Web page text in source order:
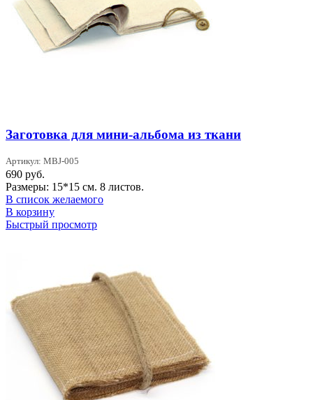
Заготовка для мини-альбома из ткани
Артикул: MBJ-005
690 руб.
Размеры: 15*15 см. 8 листов.
В список желаемого
В корзину
Быстрый просмотр